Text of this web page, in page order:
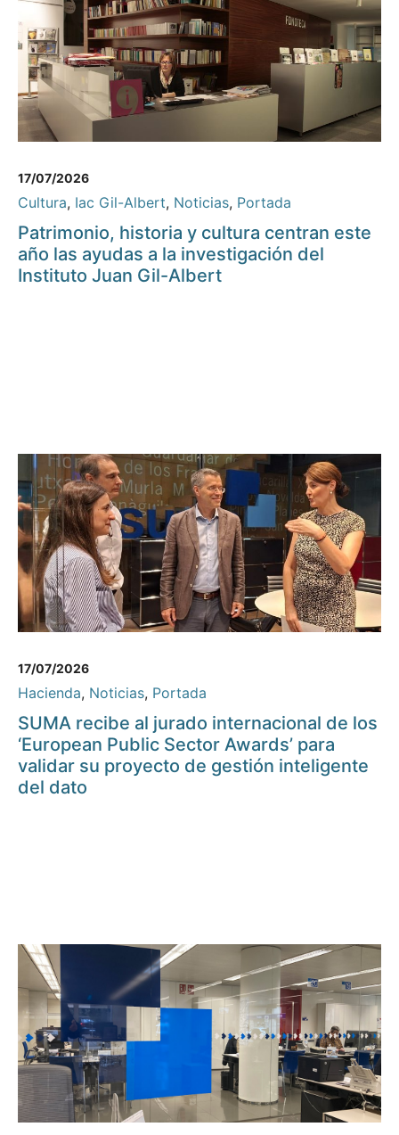
17/07/2026
Cultura, Iac Gil-Albert, Noticias, Portada
Patrimonio, historia y cultura centran este
año las ayudas a la investigación del
Instituto Juan Gil-Albert
17/07/2026
Hacienda, Noticias, Portada
SUMA recibe al jurado internacional de los
‘European Public Sector Awards’ para
validar su proyecto de gestión inteligente
del dato